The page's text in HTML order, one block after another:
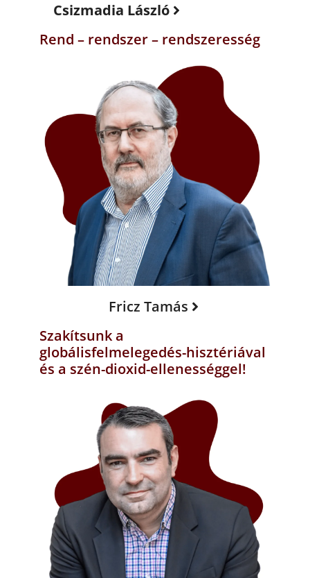
Csizmadia László
Rend – rendszer – rendszeresség
Fricz Tamás
Szakítsunk a
globálisfelmelegedés-hisztériával
és a szén-dioxid-ellenességgel!